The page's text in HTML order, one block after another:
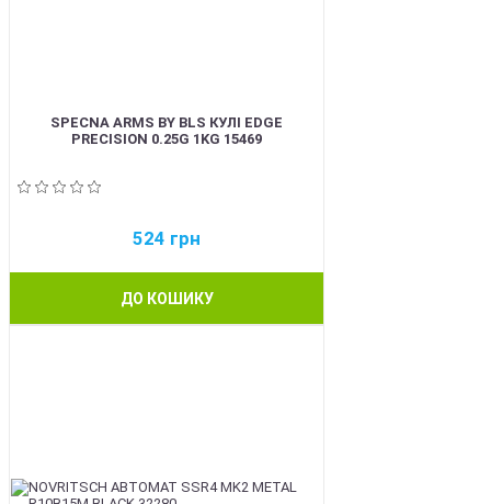
SPECNA ARMS BY BLS КУЛІ EDGE
PRECISION 0.25G 1KG 15469
524 грн
ДО КОШИКУ